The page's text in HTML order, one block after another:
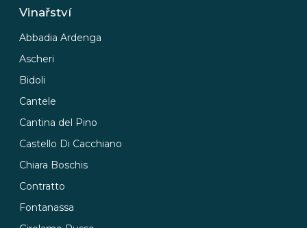
Vinařství
Abbadia Ardenga
Ascheri
Bidoli
Cantele
Cantina del Pino
Castello Di Cacchiano
Chiara Boschis
Contratto
Fontanassa